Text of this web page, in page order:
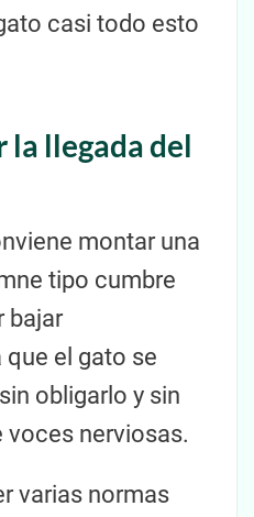
casi todo esto
la llegada del
montar una
tipo cumbre
bajar
el gato se
obligarlo y sin
voces nerviosas.
varias normas